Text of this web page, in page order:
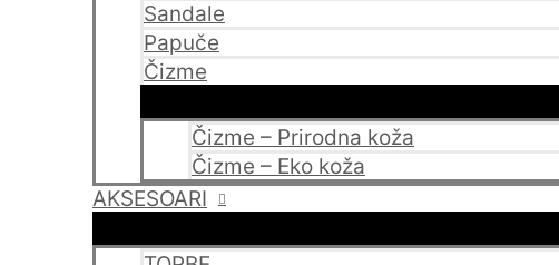
Sandale
Papuče
Čizme
Čizme – Prirodna koža
Čizme – Eko koža
AKSESOARI